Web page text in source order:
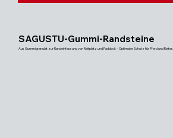
SAGUSTU-Gummi-Randsteine
Aus Gummigranulat zur Randeinfassung von Reitplatz und Paddock – Optimaler Schutz für Pferd und Reiter.